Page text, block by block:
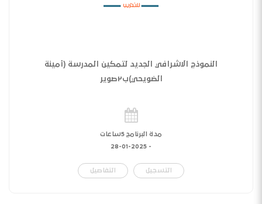
النموذج الاشرافي الجديد لتمكين المدرسة (أمينة
الضويحي)ب٢صوير
مدة البرنامج 5ساعات
-
28-01-2025
التسجيل التفاصيل